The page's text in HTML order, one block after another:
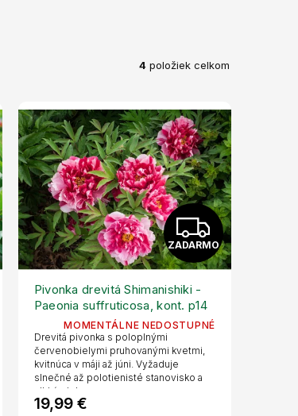
4 položiek celkom
Z
A
A
ZADARMO
Pivonka drevitá Shimanishiki -
Paeonia suffruticosa, kont. p14
MOMENTÁLNE NEDOSTUPNÉ
19,99 €
Drevitá pivonka s poloplnými
červenobielymi pruhovanými kvetmi,
kvitnúca v máji až júni. Vyžaduje
slnečné až polotienisté stanovisko a
vlhkú, dobre...